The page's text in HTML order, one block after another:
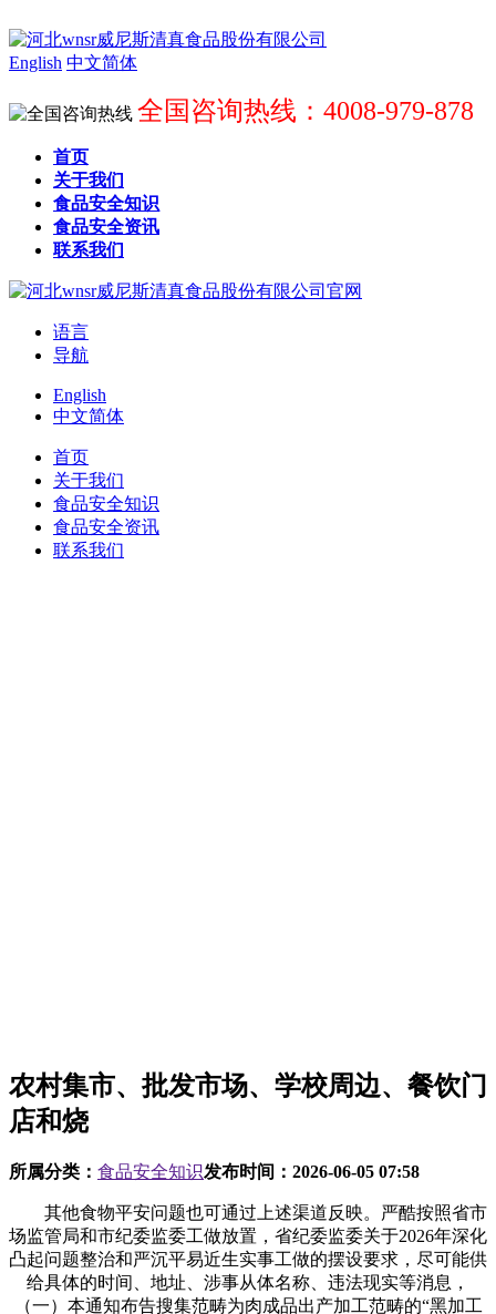
English 中文简体
全国咨询热线：4008-979-878
首页
关于我们
食品安全知识
食品安全资讯
联系我们
语言
导航
English
中文简体
首页
关于我们
食品安全知识
食品安全资讯
联系我们
农村集市、批发市场、学校周边、餐饮门
店和烧
所属分类： 食品安全知识发布时间： 2026-06-05 07:58
其他食物平安问题也可通过上述渠道反映。严酷按照省市
场监管局和市纪委监委工做放置，省纪委监委关于2026年深化
凸起问题整治和严沉平易近生实事工做的摆设要求，尽可能供
给具体的时间、地址、涉事从体名称、违法现实等消息，
（一）本通知布告搜集范畴为肉成品出产加工范畴的“黑加工